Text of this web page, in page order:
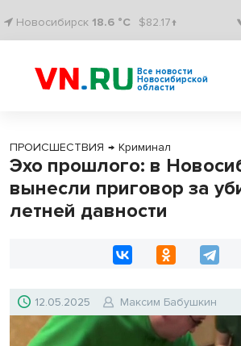
Новосибирск 18.6 °C $82.17↑
Все новости
Новосибирской
области
ПРОИСШЕСТВИЯ → Криминал
Эхо прошлого: в
вынесли приговор за
летней давности
12.05.2025 Максим Бабушкин